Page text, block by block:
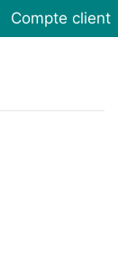
Compte client